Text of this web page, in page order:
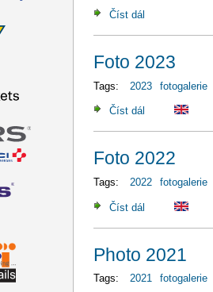
Číst dál
Foto 2023
Tags: 2023 fotogalerie
Číst dál Foto 2023
Foto 2022
Tags: 2022 fotogalerie
Číst dál Foto 2022
Photo 2021
Tags: 2021 fotogalerie